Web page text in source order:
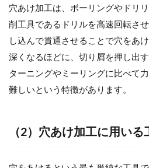
穴あけ加工は、ボーリングやドリ
削工具であるドリルを高速回転さ
し込んで貫通させることで穴をあ
深くなるほどに、切り屑を押し出
ターニングやミーリングに比べて
難しいという特徴があります。
（2）穴あけ加工に用いる